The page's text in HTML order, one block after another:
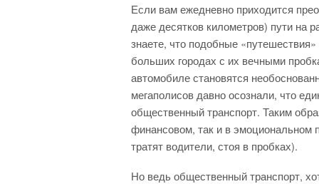
Если вам ежедневно приходится
даже десятков километров) пути на
знаете, что подобные
больших городах с их вечными
автомобиле становятся
мегаполисовдавно осознали, что
общественный транспорт. Таким
финансовом, так и в эмоциональном
тратят водители, стоя в пробках).
Но ведь общественный транспорт,